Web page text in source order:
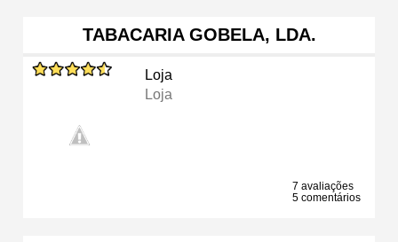
TABACARIA GOBELA, LDA.
Loja
Loja
7 avaliações
5 comentários